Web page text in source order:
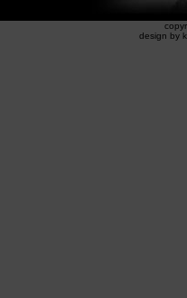
design by